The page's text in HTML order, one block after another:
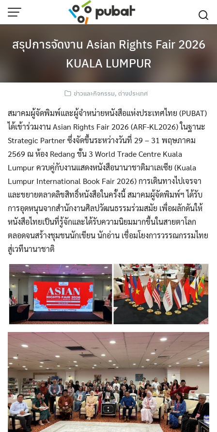
Skip
สรุปการจัดงาน Asian Rights Fair 2026
KUALA LUMPUR
ข่าวและกิจกรรม, ต่างประเทศ
สมาคมผู้จัดพิมพ์และผู้จำหน่ายหนังสือแห่งประเทศไทย (PUBAT)
ได้เข้าร่วมงาน Asian Rights Fair 2026 (ARF-KL2026) ในฐานะ
Strategic Partner ซึ่งจัดขึ้นระหว่างวันที่ 29 – 31 พฤษภาคม
2569 ณ ห้อง Redang ชั้น 3 World Trade Centre Kuala
Lumpur ควบคู่กับงานแสดงหนังสือนานาชาติมาเลเซีย (Kuala
Lumpur International Book Fair 2026) การเดินทางไปเจรจา
และขยายตลาดลิขสิทธิ์หนังสือในครั้งนี้ สมาคมผู้จัดพิมพ์ฯ ได้รับ
การอุดหนุนจากสำนักงานศิลปวัฒนธรรมร่วมสมัย เพื่อผลักดันให้
หนังสือไทยเป็นที่รู้จักและได้รับความนิยมมากขึ้นในสายตาโลก
ตลอดจนสร้างชุมชนนักเขียน นักอ่าน เชื่อมโยงการวรรณกรรมไทย
สู่เวทีนานาชาติ